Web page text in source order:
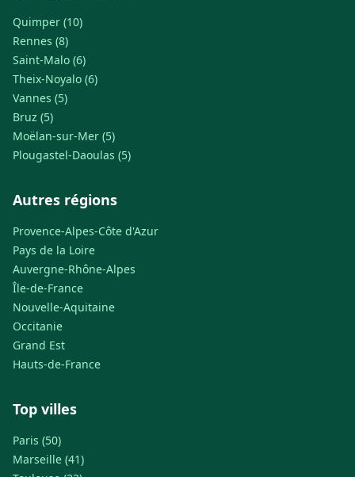
Quimper (10)
Rennes (8)
Saint-Malo (6)
Theix-Noyalo (6)
Vannes (5)
Bruz (5)
Moëlan-sur-Mer (5)
Plougastel-Daoulas (5)
Autres régions
Provence-Alpes-Côte d'Azur
Pays de la Loire
Auvergne-Rhône-Alpes
Île-de-France
Nouvelle-Aquitaine
Occitanie
Grand Est
Hauts-de-France
Top villes
Paris (50)
Marseille (41)